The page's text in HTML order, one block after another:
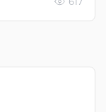
617